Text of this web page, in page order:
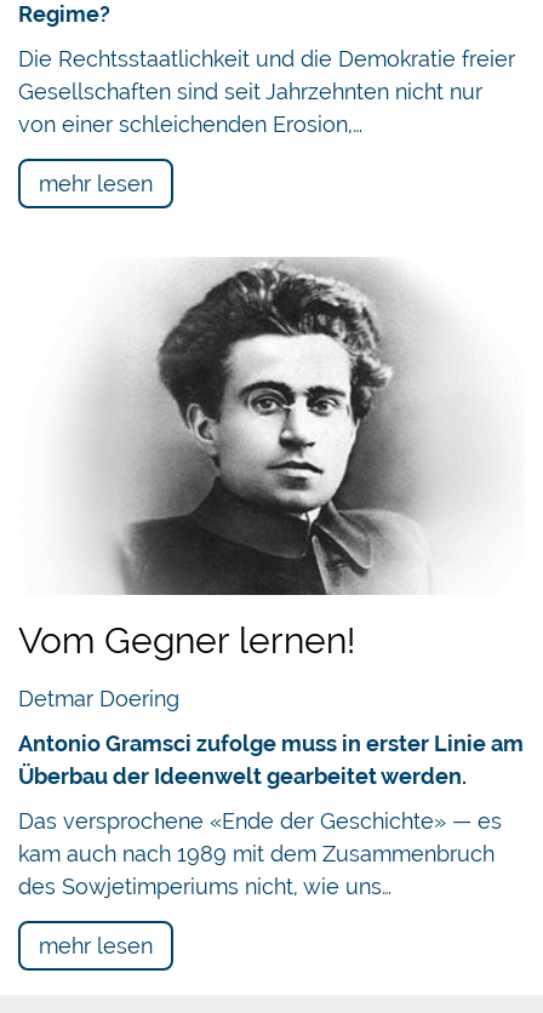
Regime?
Die Rechtsstaatlichkeit und die Demokratie freier
Gesellschaften sind seit Jahrzehnten nicht nur
von einer schleichenden Erosion,…
mehr lesen
Vom Gegner lernen!
Detmar Doering
Antonio Gramsci zufolge muss in erster Linie am
Überbau der Ideenwelt gearbeitet werden.
Das versprochene «Ende der Geschichte» — es
kam auch nach 1989 mit dem Zusammenbruch
des Sowjetimperiums nicht, wie uns…
mehr lesen